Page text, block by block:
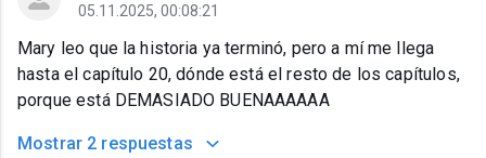
05.11.2025, 00:08:21
Mary leo que la historia ya terminó, pero a mí me llega
hasta el capítulo 20, dónde está el resto de los capítulos,
porque está DEMASIADO BUENAAAAAA
Mostrar 2 respuestas